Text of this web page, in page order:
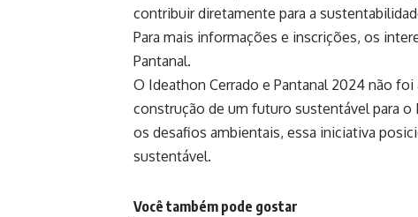
contribuir diretamente para a
Para mais informações e inscrições, os
Pantanal.
O Ideathon Cerrado e Pantanal 2024 não
construção de um futuro sustentável para
os desafios ambientais, essa iniciativa
sustentável.
Você também pode gostar